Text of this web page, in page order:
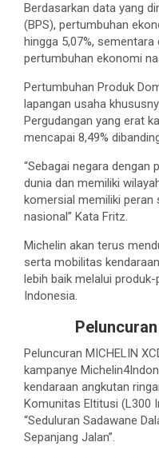
Berdasarkan data yang
(BPS), pertumbuhan
hingga 5,07%,
pertumbuhan ekonomi
Pertumbuhan Produk
lapangan usaha
Pergudangan yang erat
mencapai 8,49%
“Sebagai negara dengan
dunia dan memiliki
komersial memiliki
nasional” Kata Fritz.
Michelin akan terus
serta mobilitas
lebih baik melalui
Indonesia.
Peluncuran MICHELIN
kampanye
kendaraan angkutan
Komunitas Eltitusi (L300
“Seduluran Sadawane
Sepanjang Jalan”.